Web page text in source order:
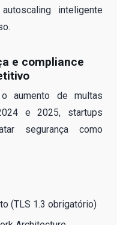
inteligente
e compliance
aumento de multas
e 2025, startups
segurança como
(TLS 1.3 obrigatório)